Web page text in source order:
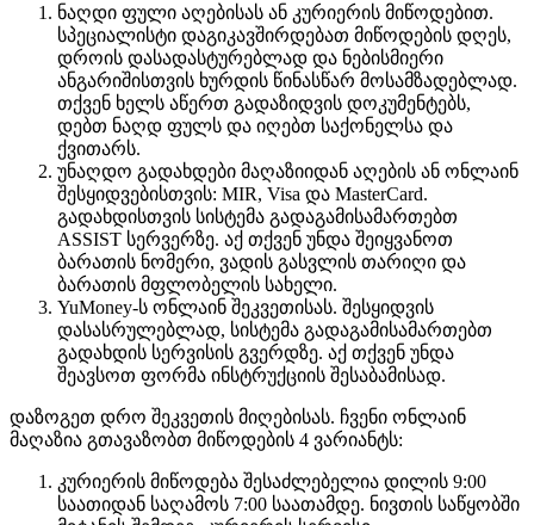
ნაღდი ფული აღებისას ან კურიერის მიწოდებით.
სპეციალისტი დაგიკავშირდებათ მიწოდების დღეს,
დროის დასადასტურებლად და ნებისმიერი
ანგარიშისთვის ხურდის წინასწარ მოსამზადებლად.
თქვენ ხელს აწერთ გადაზიდვის დოკუმენტებს,
დებთ ნაღდ ფულს და იღებთ საქონელსა და
ქვითარს.
უნაღდო გადახდები მაღაზიიდან აღების ან ონლაინ
შესყიდვებისთვის: MIR, Visa და MasterCard.
გადახდისთვის სისტემა გადაგამისამართებთ
ASSIST სერვერზე. აქ თქვენ უნდა შეიყვანოთ
ბარათის ნომერი, ვადის გასვლის თარიღი და
ბარათის მფლობელის სახელი.
YuMoney-ს ონლაინ შეკვეთისას. შესყიდვის
დასასრულებლად, სისტემა გადაგამისამართებთ
გადახდის სერვისის გვერდზე. აქ თქვენ უნდა
შეავსოთ ფორმა ინსტრუქციის შესაბამისად.
დაზოგეთ დრო შეკვეთის მიღებისას. ჩვენი ონლაინ
მაღაზია გთავაზობთ მიწოდების 4 ვარიანტს:
კურიერის მიწოდება შესაძლებელია დილის 9:00
საათიდან საღამოს 7:00 საათამდე. ნივთის საწყობში